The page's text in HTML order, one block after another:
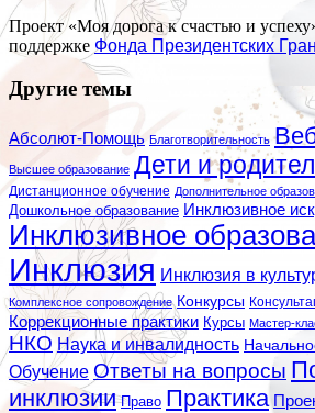
Проект «Моя дорога к счастью и
поддержке Фонда Президентских
Другие темы
Абсолют-Помощь Благотворительность
Высшее образование Дети и
Дистанционное обучение Дополнительное
Дошкольное образование Инклюзивное
Инклюзивное
Инклюзия Инклюзия в
Комплексное сопровождение Конкурсы
Коррекционные практики Курсы Мастер-
НКО Наука и инвалидность
Обучение Ответы на вопросы
инклюзии Право Практика